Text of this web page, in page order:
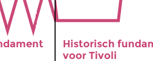
Historisch
voor Tivoli